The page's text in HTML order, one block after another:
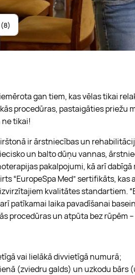
gan tiem, kas vēlas tikai
procedūras, pastaigāties priežu
tikai!
ir ārstniecības un
un balto dūņu vannas,
pakalpojumi, kā arī dabīgā
“EuropeSpa Med” sertifikāts,
kvalitātes standartiem.
patīkamai laika pavadīšanai
procedūras un atpūta bez rūpēm
vai lielākā divvietīgā numurā;
(zviedru galds) un uzkodu bārs